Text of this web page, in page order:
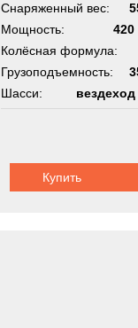
Снаряженный вес:
Мощность:
420
Колёсная формула:
Грузоподъемность:
Шасси:
вездеход
Купить